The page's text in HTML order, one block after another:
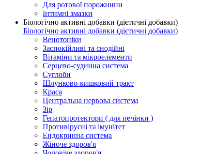
Для ротової порожнини
Інтимні змазки
Біологічно активні добавки (дієтичні добавки)
Біологічно активні добавки (дієтичні добавки)
Венотоніки
Заспокійливі та снодійні
Вітаміни та мікроелементи
Серцево-судинна система
Суглоби
Шлунково-кишковий тракт
Краса
Центральна нервова система
Зір
Гепатопротектори ( для печінки )
Противірусні та імунітет
Ендокринна система
Жіноче здоров'я